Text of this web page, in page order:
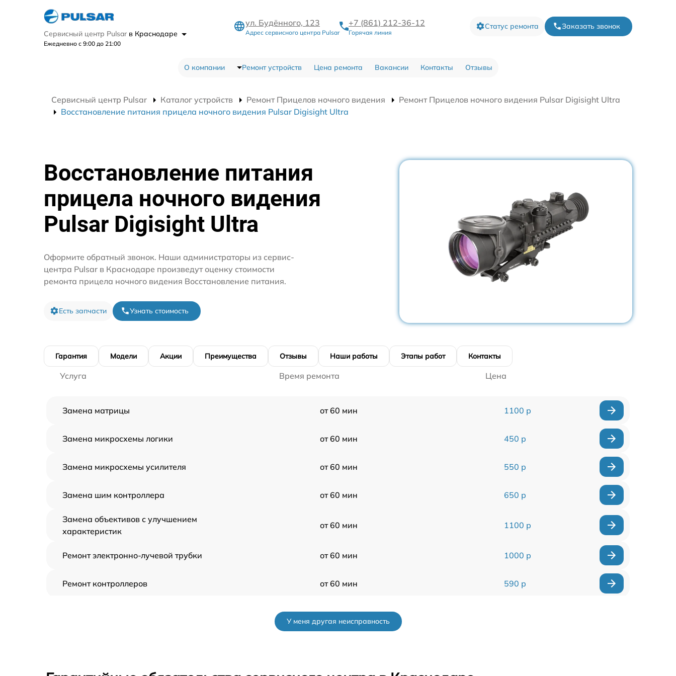
Сервисный центр Pulsar в Краснодаре
Ежедневно с 9:00 до 21:00
ул. Будённого, 123
Адрес сервисного центра Pulsar
+7 (861) 212-36-12
Горячая линия
Статус ремонта Заказать звонок
О компании Ремонт устройств Цена ремонта Вакансии Контакты Отзывы
Сервисный центр Pulsar Каталог устройств Ремонт Прицелов ночного видения
Ремонт Прицелов ночного видения Pulsar Digisight Ultra
Восстановление питания прицела ночного видения Pulsar Digisight Ultra
Восстановление питания
прицела ночного видения
Pulsar Digisight Ultra
Оформите обратный звонок. Наши администраторы из сервис-
центра Pulsar в Краснодаре произведут оценку стоимости
ремонта прицела ночного видения Восстановление питания.
Есть запчасти Узнать стоимость
Гарантия Модели Акции Преимущества Отзывы Наши работы Этапы работ Контакты
Услуга Время ремонта Цена
Замена матрицы от 60 мин 1100 р
Замена микросхемы логики от 60 мин 450 р
Замена микросхемы усилителя от 60 мин 550 р
Замена шим контроллера от 60 мин 650 р
Замена объективов с улучшением
характеристик
от 60 мин 1100 р
Ремонт электронно-лучевой трубки от 60 мин 1000 р
Ремонт контроллеров от 60 мин 590 р
от 60 мин
У меня другая неисправность